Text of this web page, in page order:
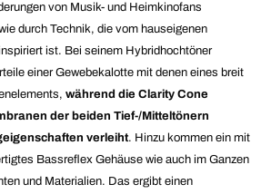
von Musik- und Heimkinofans
durch Technik, die vom hauseigenen
ist. Bei seinem Hybridhochtöner
einer Gewebekalotte mit denen eines breit
während die Clarity Cone
der beiden Tief-/Mitteltönern
verleiht. Hinzu kommen ein mit
Bassreflex Gehäuse wie auch im Ganzen
und Materialien. Das ergibt einen